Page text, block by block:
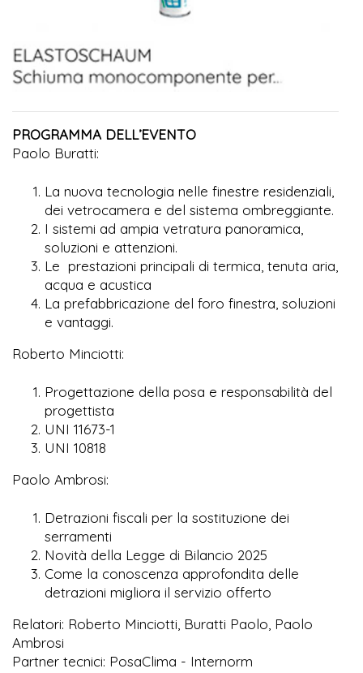
PROGRAMMA DELL’EVENTO
Paolo Buratti:
La nuova tecnologia nelle finestre residenziali,
dei vetrocamera e del sistema ombreggiante.
I sistemi ad ampia vetratura panoramica,
soluzioni e attenzioni.
Le prestazioni principali di termica, tenuta aria,
acqua e acustica
La prefabbricazione del foro finestra, soluzioni
e vantaggi.
Roberto Minciotti:
Progettazione della posa e responsabilità del
progettista
UNI 11673-1
UNI 10818
Paolo Ambrosi:
Detrazioni fiscali per la sostituzione dei
serramenti
Novità della Legge di Bilancio 2025
Come la conoscenza approfondita delle
detrazioni migliora il servizio offerto
Relatori: Roberto Minciotti, Buratti Paolo, Paolo
Ambrosi
Partner tecnici: PosaClima - Internorm